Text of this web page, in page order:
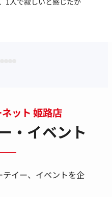
ット 姫路店
・イベント
イー、イベントを企